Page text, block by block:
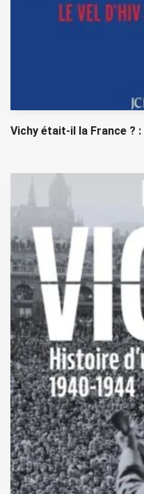
Vichy était-il la France ? :